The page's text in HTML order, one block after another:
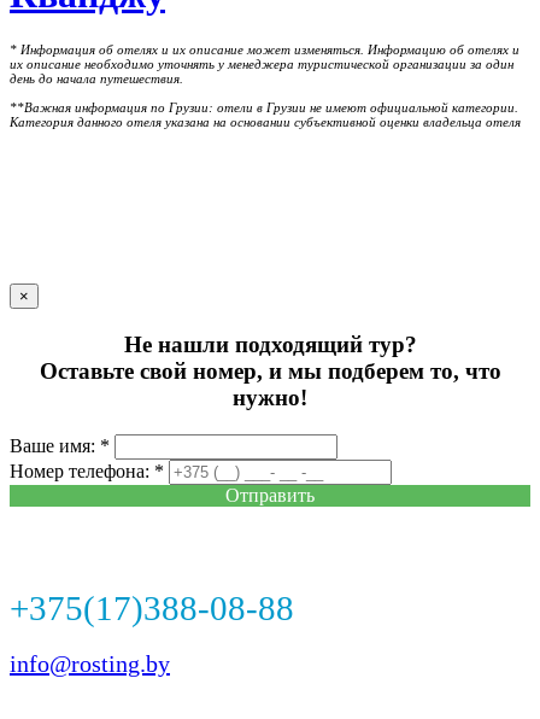
* Информация об отелях и их описание может изменяться. Информацию об отелях и
их описание необходимо уточнять у менеджера туристической организации за один
день до начала путешествия.
**Важная информация по Грузии: отели в Грузии не имеют официальной категории.
Категория данного отеля указана на основании субъективной оценки владельца отеля
×
Не нашли подходящий тур?
Оставьте свой номер, и мы подберем то, что
нужно!
Ваше имя: *
Номер телефона: *
Отправить
+375(17)388-08-88
info@rosting.by